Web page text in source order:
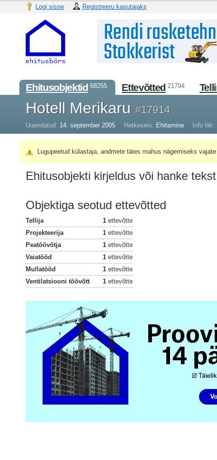
Logi sisse Registreeru kasutajaks
Ehitusobjektid 68255 Ettevõtted 21794
Hotell Merikaru#17914
Uuendatud: 14. september 2005 Hetkeseis: Ehitamine Info liik:
Lugupeetud külastaja, andmete täies mahus nägemiseks
Ehitusobjekti kirjeldus või hanke tekst
Objektiga seotud ettevõtted
Tellija 1 ettevõtte
Projekteerija
1 ettevõtte
Peatöövõtja
1 ettevõtte
Vaiatööd
1 ettevõtte
Mullatööd
1 ettevõtte
Ventilatsiooni töövõtt
1 ettevõtte